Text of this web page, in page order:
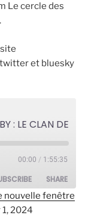
Le cercle des
et bluesky
00:00 / 1:55:35
SHARE
nouvelle fenêtre
2024